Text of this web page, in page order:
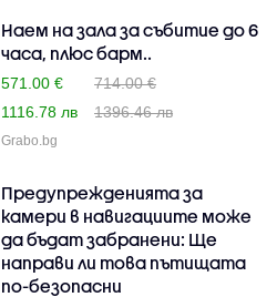
Наем на зала за събитие до 6
часа, плюс барм..
571.00 €
714.00 €
1116.78 лв
1396.46 лв
Grabo.bg
Предупрежденията за
камери в навигациите може
да бъдат забранени: Ще
направи ли това пътищата
по-безопасни